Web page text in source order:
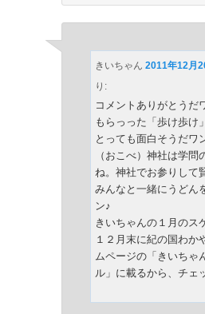
きいちゃん 2011年12月
り:
コメントありがとうだ
もらっった「歩け歩け
とっても面白そうだワ
（おこべ）神社は学問
ね。神社でお参りして
みんなと一緒にうどん
ン♪
きいちゃんの１月のス
１２月末に紀の国わか
ムページの「きいちゃ
ル」に載るから、チェ